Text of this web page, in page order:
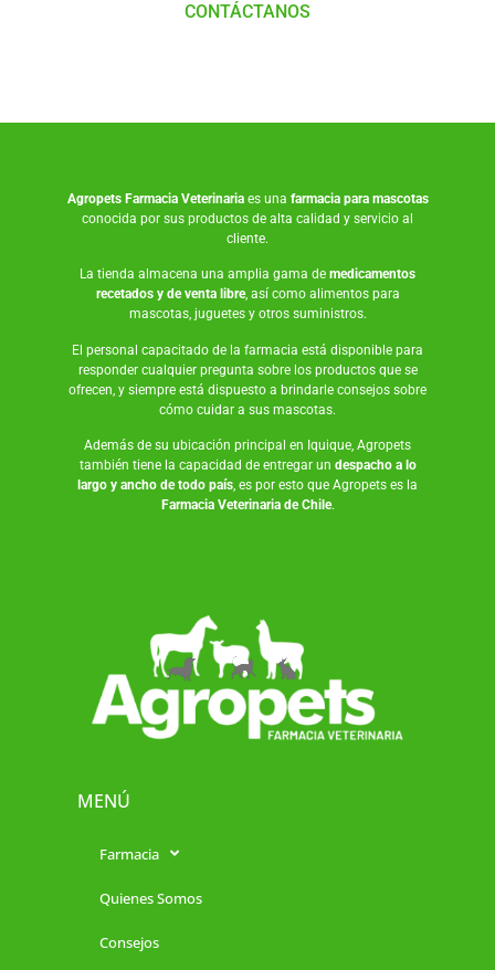
CONTÁCTANOS
Agropets Farmacia Veterinariaes una farmacia para mascotas
conocida por sus productos de alta calidad y servicio al
cliente.
La tienda almacena una amplia gama de medicamentos
recetados y de venta libre, así como alimentos para
mascotas, juguetesy otros suministros.
El personal capacitado de la farmacia está disponible para
responder cualquier pregunta sobre los productos que se
ofrecen, y siempre está dispuesto a brindarle consejos sobre
cómo cuidar a sus mascotas.
Además de su ubicación principal en Iquique, Agropets
también tiene la capacidad de entregar un despacho a lo
largo y ancho de todo país, es por esto que Agropets es la
Farmacia Veterinaria de Chile.
MENÚ
Farmacia
Quienes Somos
Consejos